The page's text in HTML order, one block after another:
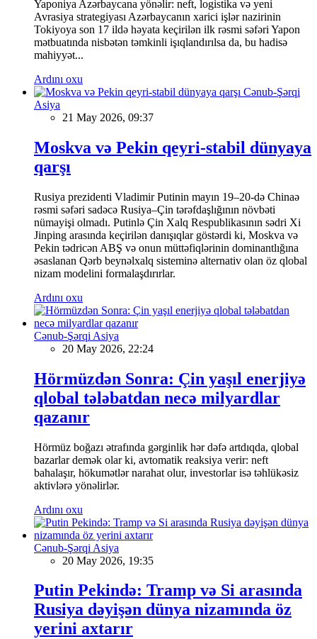
Yaponiya Azərbaycana yönəlir: neft, logistika və yeni
Avrasiya strategiyası Azərbaycanın xarici işlər nazirinin
Tokiyoya son 17 ildə həyata keçirilən ilk rəsmi səfəri Yapon
mətbuatında nisbətən təmkinli işıqlandırılsa da, bu hadisə
mahiyyət...
Ardını oxu
Cənub-Şərqi
Asiya
21 May 2026, 09:37
Moskva və Pekin qeyri-stabil dünyaya
qarşı
Rusiya prezidenti Vladimir Putinin mayın 19–20-də Chinaə
rəsmi səfəri sadəcə Rusiya–Çin tərəfdaşlığının növbəti
nümayişi olmadı. Putinlə Çin Xalq Respublikasının sədri Xi
Jinping arasında keçirilən danışıqlar göstərdi ki, Moskva və
Pekin tədricən ABŞ və onun müttəfiqlərinin dominantlığına
əsaslanan Qərb beynəlxalq sisteminə alternativ olan öz qlobal
nizam modelini formalaşdırırlar.
Ardını oxu
Cənub-Şərqi Asiya
20 May 2026, 22:24
Hörmüzdən Sonra: Çin yaşıl enerjiyə
qlobal tələbatdan necə milyardlar
qazanır
Hörmüz boğazı ətrafında gərginlik hər dəfə artdıqda, qlobal
bazarlar demək olar ki, avtomatik reaksiya verir: neft
bahalaşır, hökumətlər narahat olur, investorlar isə təhlükəsiz
aktivlərə yönəlirlər.
Ardını oxu
Cənub-Şərqi Asiya
20 May 2026, 19:35
Putin Pekində: Tramp və Si arasında
Rusiya dəyişən dünya nizamında öz
yerini axtarır